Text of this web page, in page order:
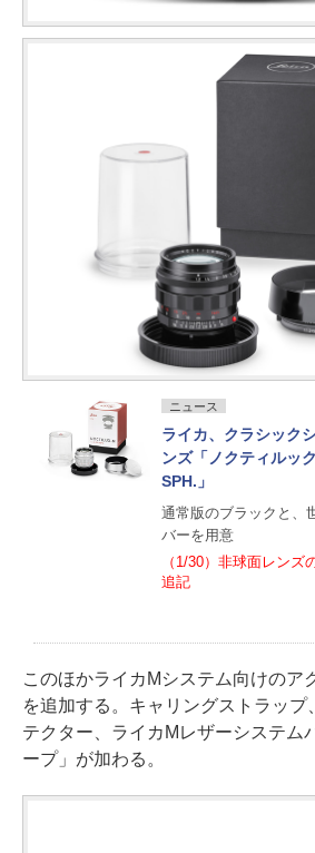
ニュース
ライカ、クラシック
ンズ「ノクティルッ
SPH.」
通常版のブラックと、
バーを用意
（1/30）非球面レンズ
追記
このほかライカMシステム向けのア
を追加する。キャリングストラップ
テクター、ライカMレザーシステム
ープ」が加わる。